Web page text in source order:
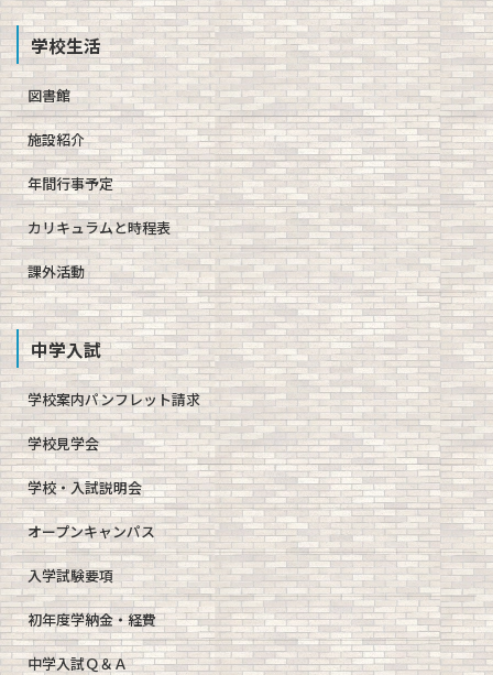
学校生活
図書館
施設紹介
年間行事予定
カリキュラムと時程表
課外活動
中学入試
学校案内パンフレット請求
学校見学会
学校・入試説明会
オープンキャンパス
入学試験要項
初年度学納金・経費
中学入試Ｑ＆Ａ